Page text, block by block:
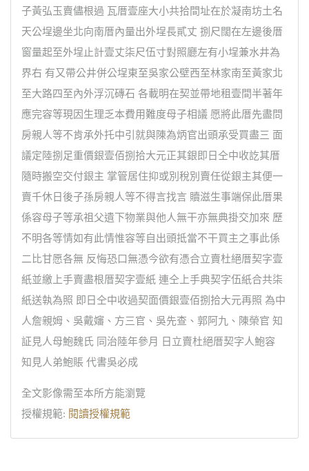
子黃弘玉賣儘根過 瓦厝壹座大小共拾間址在於凝南坊土名
天公埕邊坐北向南厝內量出外埕長貳丈 捌尺闊在左邊後厝
窗量起至外埕止計壹丈柒尺伍寸對照廳左有小埕兼水井為
界右 有又帶公井併公埕東至吳家公壁西至林家南至黃家北
至大路四至內外浮沉磚石 各載明在契並帶地租壹間半著年
應完容等現因生理乏本費用難度母子相議 愿將此厝先盡問
房親人等不肯承外托中引就與陳為炳官出頭承受買盡三 面
議定陸捌足重價銀壹佰捌拾大元正其銀即日仝中收訖其厝
隨時搬空交付銀主 掌管居住抑或別稅別賣任從銀主其便一
賣千休日後子孫房親人等不得言找言 贖滋生事端保此厝果
係容母子等承祖父遺下物業與他人無干亦無典掛交加來 歷
不明各等情如有此情惟容等自出頭抵當不干買主之事此係
二比甘愿各無 反悔恐口無憑今欲有憑合立賣杜絕厝契字壹
紙並繳上手賣盡根厝契字壹紙 連仝上手典契字伍紙合共柒
紙送執為照 即日仝中收過契面價銀壹佰捌拾大元再照 為中
人詹親姆、吳戴嬸、方三官、吳先查、郭阿九、陳榮官 知
証見人母鮑魏氏 同治陸年參月 日立賣杜絕厝契字人鮑容
知見人弟鮑賬 代書吳必成
全文影像需至本所方能瀏覽
授權規範: 閱讀授權規範